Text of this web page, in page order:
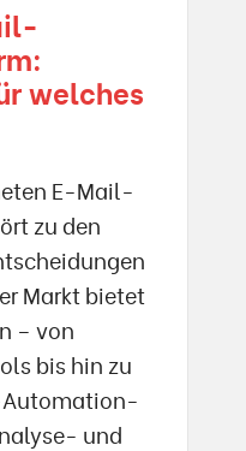
welches
E-Mail-
zu den
Markt bietet
– von
bis hin zu
und